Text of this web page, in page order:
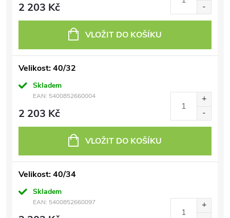
2 203 Kč
VLOŽIT DO KOŠÍKU
Velikost: 40/32
Skladem
EAN: 5400852660004
2 203 Kč
VLOŽIT DO KOŠÍKU
Velikost: 40/34
Skladem
EAN: 5400852660097